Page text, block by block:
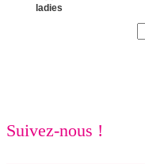
Suivez-nous !